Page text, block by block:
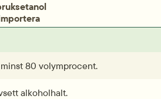
80 volymprocent.
alkoholhalt.